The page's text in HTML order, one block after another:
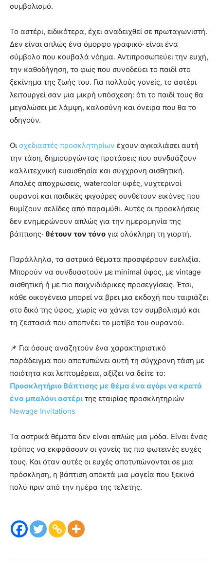
συμβολισμό.
Το αστέρι, ειδικότερα, έχει αναδειχθεί σε πρωταγωνιστή.
Δεν είναι απλώς ένα όμορφο γραφικό· είναι ένα
σύμβολο που κουβαλά νόημα. Αντιπροσωπεύει την ευχή,
την καθοδήγηση, το φως που συνοδεύει το παιδί στο
ξεκίνημα της ζωής του. Για πολλούς γονείς, το αστέρι
λειτουργεί σαν μια μικρή υπόσχεση: ότι το παιδί τους θα
μεγαλώσει με λάμψη, καλοσύνη και όνειρα που θα το
οδηγούν.
Οι σχεδιαστές προσκλητηρίων έχουν αγκαλιάσει αυτή
την τάση, δημιουργώντας προτάσεις που συνδυάζουν
καλλιτεχνική ευαισθησία και σύγχρονη αισθητική.
Απαλές αποχρώσεις, watercolor υφές, νυχτερινοί
ουρανοί και παιδικές φιγούρες συνθέτουν εικόνες που
θυμίζουν σελίδες από παραμύθι. Αυτές οι προσκλήσεις
δεν ενημερώνουν απλώς για την ημερομηνία της
βάπτισης· θέτουν τον τόνο για ολόκληρη τη γιορτή.
Παράλληλα, τα αστρικά θέματα προσφέρουν ευελιξία.
Μπορούν να συνδυαστούν με minimal ύφος, με vintage
αισθητική ή με πιο παιχνιδιάρικες προσεγγίσεις. Έτσι,
κάθε οικογένεια μπορεί να βρει μια εκδοχή που ταιριάζει
στο δικό της ύφος, χωρίς να χάνει τον συμβολισμό και
τη ζεστασιά που αποπνέει το μοτίβο του ουρανού.
📌 Για όσους αναζητούν ένα χαρακτηριστικό
παράδειγμα που αποτυπώνει αυτή τη σύγχρονη τάση με
ποιότητα και λεπτομέρεια, αξίζει να δείτε το:
Προσκλητήριο Βάπτισης με θέμα ένα αγόρι να κρατά
ένα μπαλόνι αστέρι της εταιρίας προσκλητηριών
Newage Invitations
Τα αστρικά θέματα δεν είναι απλώς μια μόδα. Είναι ένας
τρόπος να εκφράσουν οι γονείς τις πιο φωτεινές ευχές
τους. Και όταν αυτές οι ευχές αποτυπώνονται σε μια
πρόσκληση, η βάπτιση αποκτά μια μαγεία που ξεκινά
πολύ πριν από την ημέρα της τελετής.